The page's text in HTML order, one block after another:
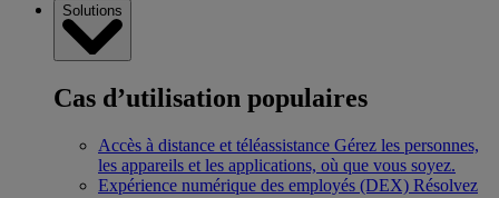
Solutions
Cas d’utilisation populaires
Accès à distance et téléassistance Gérez les personnes,
les appareils et les applications, où que vous soyez.
Expérience numérique des employés (DEX) Résolvez